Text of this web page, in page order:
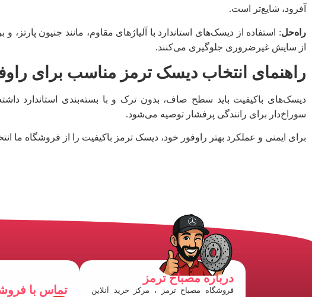
آفرود، شایع‌تر است.
راه‌حل: استفاده از دیسک‌های استاندارد با آلیاژهای مقاوم، مانند جنیون
از سایش غیرضروری جلوگیری می‌کنند.
راهنمای انتخاب دیسک ترمز مناسب برای
دیسک‌های باکیفیت باید سطح صاف، بدون ترک و با بسته‌بندی استاندارد
سوراخ‌دار برای رانندگی پرفشار توصیه می‌شود.
برای ایمنی و عملکرد بهتر راوفور خود، دیسک ترمز باکیفیت را از فروشگاه ما
درباره مصباح ترمز
فروشگاه مصباح ترمز ، مرکز خرید آنلاین
تماس با